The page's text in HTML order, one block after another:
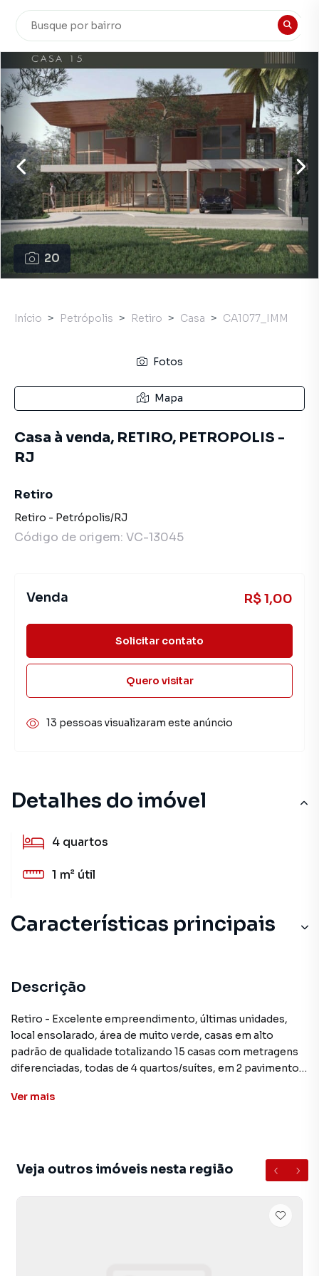
20
Detalhes do imóvel
4 quartos
1 m² útil
Características principais
Descrição
Retiro - Excelente empreendimento, últimas unidades,
local ensolarado, área de muito verde, casas em alto
padrão de qualidade totalizando 15 casas com metragens
diferenciadas, todas de 4 quartos/suítes, em 2 pavimentos,
gourmet, quadra de esporte. Preços sob consulta. CA1077
Casa para Venda em região valorizada do bairro Retiro, em
Petrópolis. Não encontrou o que procurava ou deseja mais
Ver mais
Veja outros imóveis nesta região
Início Petrópolis Retiro Casa CA1077_IMM
Fotos
Mapa
Casa à venda, RETIRO, PETROPOLIS -
RJ
Retiro
Retiro - Petrópolis/RJ
Código de origem: VC-13045
Venda R$ 1,00
Solicitar contato
Quero visitar
13 pessoas visualizaram este anúncio